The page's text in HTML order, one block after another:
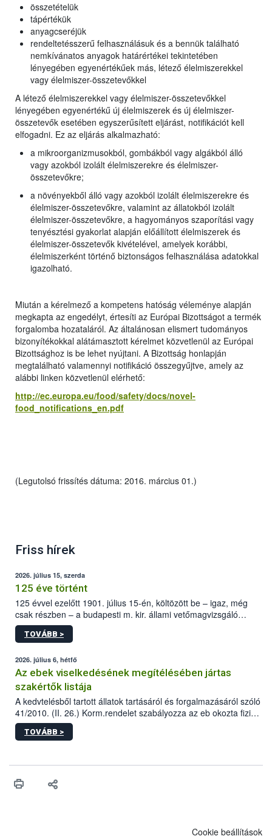
összetételük
tápértékük
anyagcseréjük
rendeltetésszerű felhasználásuk és a bennük található
nemkívánatos anyagok határértékei tekintetében
lényegében egyenértékűek más, létező élelmiszerekkel
vagy élelmiszer-összetevőkkel
A létező élelmiszerekkel vagy élelmiszer-összetevőkkel
lényegében egyenértékű új élelmiszerek és új élelmiszer-
összetevők esetében egyszerűsített eljárást, notifikációt kell
elfogadni. Ez az eljárás alkalmazható:
a mikroorganizmusokból, gombákból vagy algákból álló
vagy azokból izolált élelmiszerekre és élelmiszer-
összetevőkre;
a növényekből álló vagy azokból izolált élelmiszerekre és
élelmiszer-összetevőkre, valamint az állatokból izolált
élelmiszer-összetevőkre, a hagyományos szaporítási vagy
tenyésztési gyakorlat alapján előállított élelmiszerek és
élelmiszer-összetevők kivételével, amelyek korábbi,
élelmiszerként történő biztonságos felhasználása adatokkal
igazolható.
Miután a kérelmező a kompetens hatóság véleménye alapján
megkapta az engedélyt, értesíti az Európai Bizottságot a termék
forgalomba hozataláról. Az általánosan elismert tudományos
bizonyítékokkal alátámasztott kérelmet közvetlenül az Európai
Bizottsághoz is be lehet nyújtani. A Bizottság honlapján
megtalálható valamennyi notifikáció összegyűjtve, amely az
alábbi linken közvetlenül elérhető:
http://ec.europa.eu/food/safety/docs/novel-
food_notifications_en.pdf
(Legutolsó frissítés dátuma: 2016. március 01.)
Friss hírek
2026. július 15, szerda
125 éve történt
125 évvel ezelőtt 1901. július 15-én, költözött be – igaz, még
csak részben – a budapesti m. kir. állami vetőmagvizsgáló
állomás a Kis Rókus utca 15. szám alatti, Czigler Győző által
tervezett új épületébe.
TOVÁBB >
2026. július 6, hétfő
Az ebek viselkedésének megítélésében jártas
szakértők listája
A kedvtelésből tartott állatok tartásáról és forgalmazásáról szóló
41/2010. (II. 26.) Korm.rendelet szabályozza az eb okozta fizikai
sérülés, illetve ennek veszélye keletkezésekor felmerülő
hatósági feladatokat, valamint a veszélyes eb tartását és annak
TOVÁBB >
Cookie beállítások